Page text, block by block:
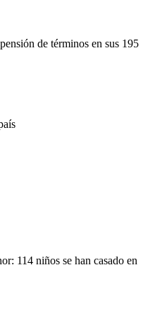
de términos en sus 195
114 niños se han casado en